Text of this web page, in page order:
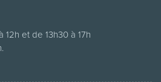
et de 13h30 à 17h